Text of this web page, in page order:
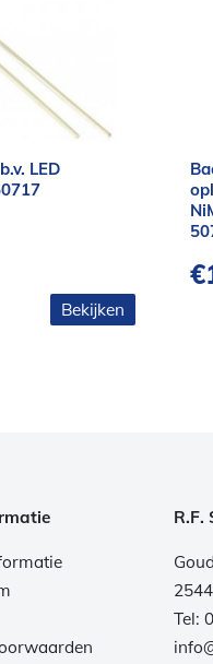
LED
Bekijken
€
R.F.
Tel: